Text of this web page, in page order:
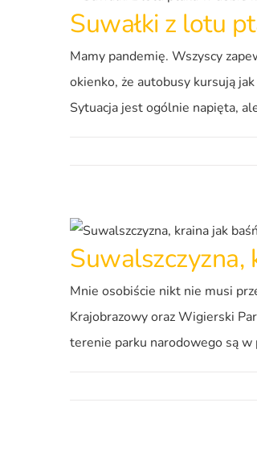
Suwałki z lotu
Mamy pandemię. Wszyscy
okienko, że autobusy kursują
Sytuacja jest ogólnie napięta,
Suwalszczyzna,
Mnie osobiście nikt nie musi
Krajobrazowy oraz Wigierski
terenie parku narodowego są